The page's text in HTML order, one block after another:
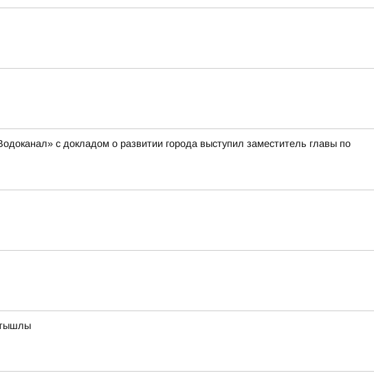
с докладом о развитии города выступил заместитель главы по